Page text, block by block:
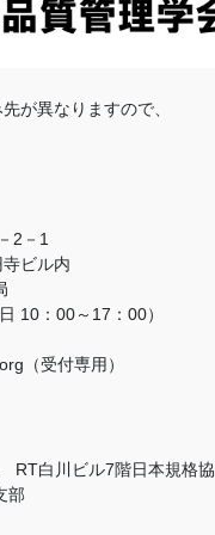
が異なりますので、
2－1
ビル内
10：00～17：00）
（受付専用）
白川ビル7階日本規格
部